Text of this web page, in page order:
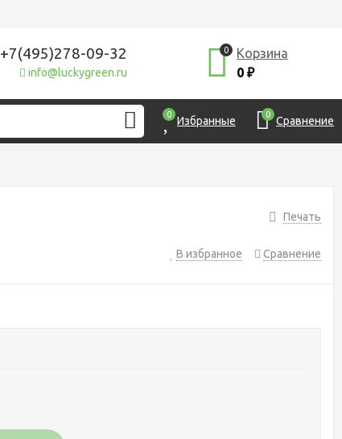
+7(495)278-09-32
info@luckygreen.ru
0
Корзина
0 ₽
0 Избранные 0 Сравнение
Печать
В избранное Сравнение